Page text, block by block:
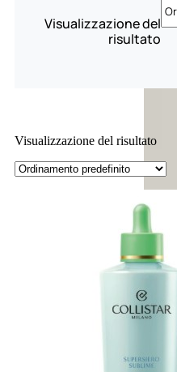
Visualizzazione del
risultato
Visualizzazione del risultato